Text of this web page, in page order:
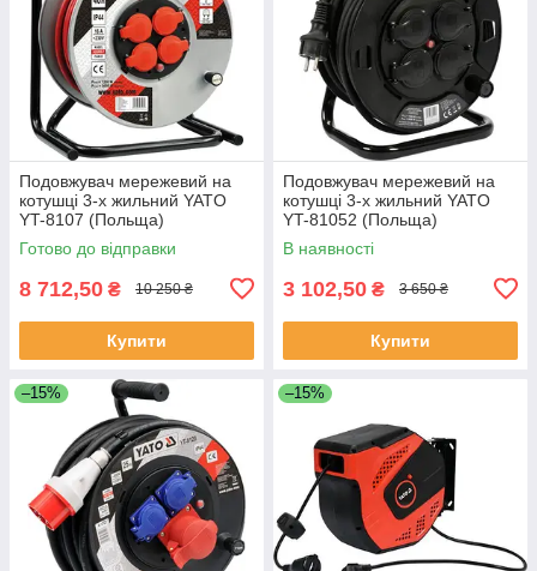
Подовжувач мережевий на
котушці 3-х жильний YATO
YT-8107 (Польща)
Готово до відправки
8 712,50 ₴ 10 250 ₴
Купити
Подовжувач мережевий на
котушці 3-х жильний YATO
YT-81052 (Польща)
В наявності
3 102,50 ₴ 3 650 ₴
Купити
–15% –15%